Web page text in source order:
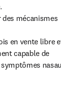
mécanismes
en vente libre
capable de